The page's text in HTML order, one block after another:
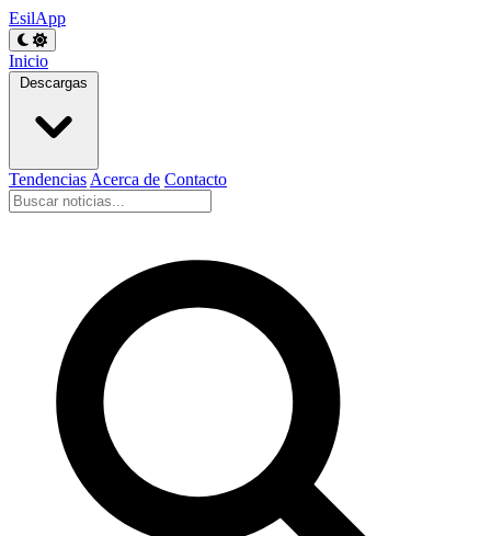
EsilApp
Inicio
Descargas
Tendencias Acerca de Contacto